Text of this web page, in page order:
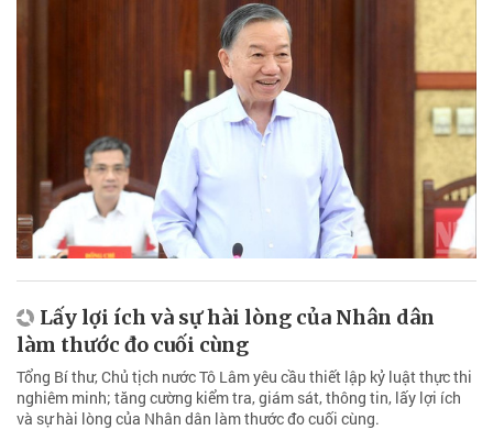
Lấy lợi ích và sự hài lòng của Nhân dân
làm thước đo cuối cùng
Tổng Bí thư, Chủ tịch nước Tô Lâm yêu cầu thiết lập kỷ luật thực thi
nghiêm minh; tăng cường kiểm tra, giám sát, thông tin, lấy lợi ích
và sự hài lòng của Nhân dân làm thước đo cuối cùng.